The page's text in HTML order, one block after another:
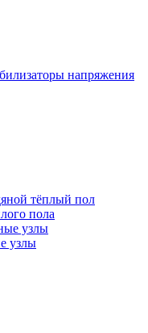
напряжения
тёплый пол
пола
узлы
узлы